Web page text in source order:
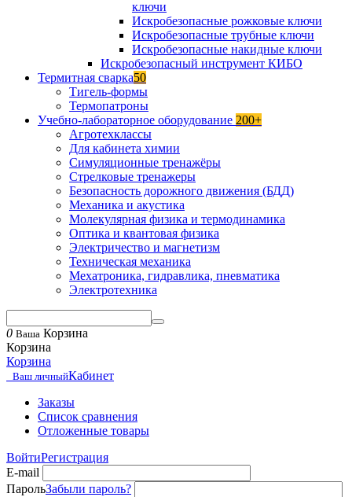
ключи
Искробезопасные рожковые ключи
Искробезопасные трубные ключи
Искробезопасные накидные ключи
Искробезопасный инструмент КИБО
Термитная сварка50
Тигель-формы
Термопатроны
Учебно-лабораторное оборудование 200+
Агротехклассы
Для кабинета химии
Симуляционные тренажёры
Стрелковые тренажеры
Безопасность дорожного движения (БДД)
Механика и акустика
Молекулярная физика и термодинамика
Оптика и квантовая физика
Электричество и магнетизм
Техническая механика
Мехатроника, гидравлика, пневматика
Электротехника
0 Ваша Корзина
Корзина
Корзина
Ваш личныйКабинет
Заказы
Список сравнения
Отложенные товары
ВойтиРегистрация
E-mail
ПарольЗабыли пароль?